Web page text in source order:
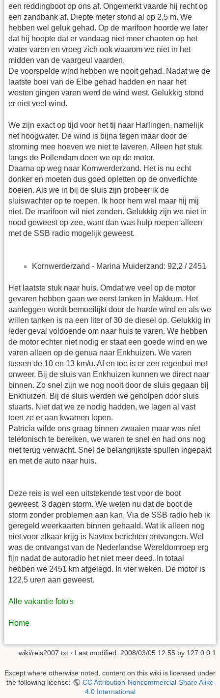
een reddingboot op ons af. Ongemerkt vaarde hij recht op
een zandbank af. Diepte meter stond al op 2,5 m. We
hebben wel geluk gehad. Op de marifoon hoorde we later
dat hij hoopte dat er vandaag niet meer chaoten op het
water varen en vroeg zich ook waarom we niet in het
midden van de vaargeul vaarden.
De voorspelde wind hebben we nooit gehad. Nadat we de
laatste boei van de Elbe gehad hadden en naar het
westen gingen varen werd de wind west. Gelukkig stond
er niet veel wind.
We zijn exact op tijd voor het tij naar Harlingen, namelijk
net hoogwater. De wind is bijna tegen maar door de
stroming mee hoeven we niet te laveren. Alleen het stuk
langs de Pollendam doen we op de motor.
Daarna op weg naar Kornwerderzand. Het is nu echt
donker en moeten dus goed opletten op de onverlichte
boeien. Als we in bij de sluis zijn probeer ik de
sluiswachter op te roepen. Ik hoor hem wel maar hij mij
niet. De marifoon wil niet zenden. Gelukkig zijn we niet in
nood geweest op zee, want dan was hulp roepen alleen
met de SSB radio mogelijk geweest.
Kornwerderzand - Marina Muiderzand: 92,2 / 2451
Het laatste stuk naar huis. Omdat we veel op de motor
gevaren hebben gaan we eerst tanken in Makkum. Het
aanleggen wordt bemoeilijkt door de harde wind en als we
willen tanken is na een liter of 30 de diesel op. Gelukkig in
ieder geval voldoende om naar huis te varen. We hebben
de motor echter niet nodig er staat een goede wind en we
varen alleen op de genua naar Enkhuizen. We varen
tussen de 10 en 13 km/u. Af en toe is er een regenbui met
onweer. Bij de sluis van Enkhuizen kunnen we direct naar
binnen. Zo snel zijn we nog nooit door de sluis gegaan bij
Enkhuizen. Bij de sluis werden we geholpen door sluis
stuarts. Niet dat we ze nodig hadden, we lagen al vast
toen ze er aan kwamen lopen.
Patricia wilde ons graag binnen zwaaien maar was niet
telefonisch te bereiken, we waren te snel en had ons nog
niet terug verwacht. Snel de belangrijkste spullen ingepakt
en met de auto naar huis.
Deze reis is wel een uitstekende test voor de boot
geweest, 3 dagen storm. We weten nu dat de boot de
storm zonder problemen aan kan. Via de SSB radio heb ik
geregeld weerkaarten binnen gehaald. Wat ik alleen nog
niet voor elkaar krijg is Navtex berichten ontvangen. Wel
was de ontvangst van de Nederlandse Wereldomroep erg
fijn nadat de autoradio het niet meer deed. In totaal
hebben we 2451 km afgelegd. In vier weken. De motor is
122,5 uren aan geweest.
Alle vakantie foto's
Home
wiki/reis2007.txt · Last modified: 2008/03/05 12:55 by 127.0.0.1
Except where otherwise noted, content on this wiki is licensed under
the following license:
CC Attribution-Noncommercial-Share Alike
4.0 International